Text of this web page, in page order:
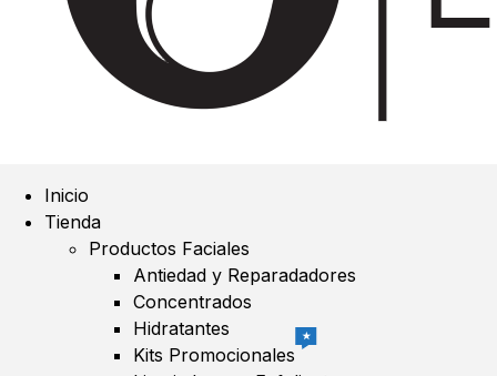
Inicio
Tienda
Productos Faciales
Antiedad y Reparadadores
Concentrados
Hidratantes
Kits Promocionales
★